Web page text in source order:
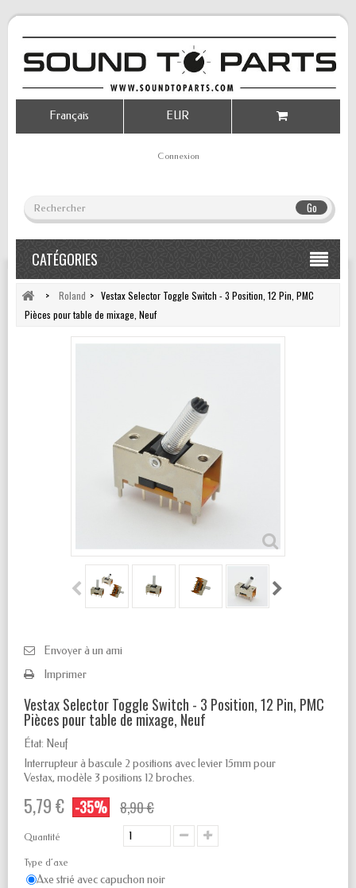
Go
Connexion
EUR
Français
CATÉGORIES
> Roland > Vestax Selector Toggle Switch - 3 Position, 12 Pin, PMC
Pièces pour table de mixage, Neuf
Envoyer à un ami
Imprimer
Vestax Selector Toggle Switch - 3 Position, 12 Pin, PMC
Pièces pour table de mixage, Neuf
État: Neuf
Interrupteur à bascule 2 positions avec levier 15mm pour
Vestax, modèle 3 positions 12 broches.
5,79 € -35% 8,90 €
Quantité
Type d’axe
Axe strié avec capuchon noir